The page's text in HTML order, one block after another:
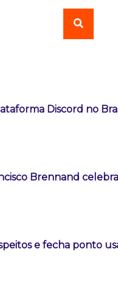
Discord no
Brennand
e fecha ponto